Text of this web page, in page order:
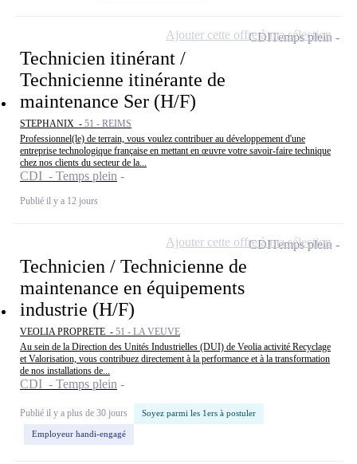
Technicien itinérant /
Technicienne itinérante de
maintenance Ser (H/F)
STEPHANIX - 51 - REIMS
Professionnel(le) de terrain, vous voulez contribuer au développement d'une
entreprise technologique française en mettant en œuvre votre savoir-faire technique
chez nos clients du secteur de la...
CDI - Temps plein
Publié il y a 12 jours
CDITemps plein
Ajouter cette offre à ma sélection
Technicien / Technicienne de
maintenance en équipements
industrie (H/F)
VEOLIA PROPRETE - 51 - LA VEUVE
Au sein de la Direction des Unités Industrielles (DUI) de Veolia activité Recyclage
et Valorisation, vous contribuez directement à la performance et à la transformation
de nos installations de...
CDI - Temps plein
Publié il y a plus de 30 jours Soyez parmi les 1ers à postuler
Employeur handi-engagé
CDITemps plein
Ajouter cette offre à ma sélection